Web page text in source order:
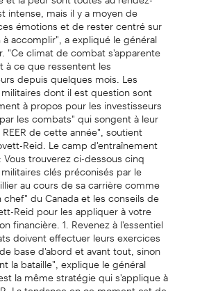
intense, mais il y a moyen de
émotions et de rester centré sur
accomplir", a expliqué le général
"Ce climat de combat s'apparente
à ce que ressentent les
depuis quelques mois. Les
dont il est question sont
à propos pour les investisseurs
les combats" qui songent à leur
de cette année", soutient
Reid. Le camp d'entraînement
Vous trouverez ci-dessous cinq
clés préconisés par le
au cours de sa carrière comme
du Canada et les conseils de
Reid pour les appliquer à votre
financière. 1. Revenez à l'essentiel
doivent effectuer leurs exercices
base d'abord et avant tout, sinon
la bataille", explique le général
la même stratégie qui s'applique à
La tendance en ce moment est de